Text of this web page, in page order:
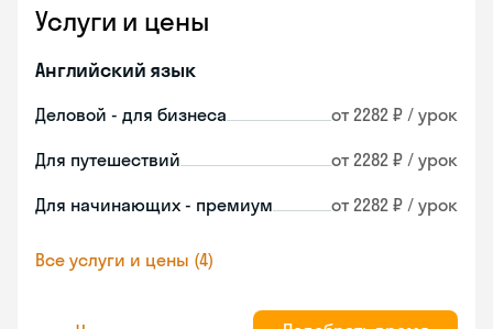
Услуги и цены
Английский язык
Деловой - для бизнеса от 2282 ₽ / урок
Для путешествий от 2282 ₽ / урок
Для начинающих - премиум от 2282 ₽ / урок
Все услуги и цены (4)